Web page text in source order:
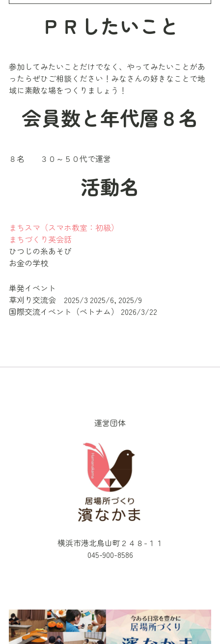
ＰＲしたいこと
参加してみたいことだけでなく、やってみたいことがあ
ったらぜひご相談ください！みなさんの好きなことで地
域に素敵な場をつくりましょう！
会員数と年代層８名
８名 ３０～５０代で運営
活動名
まちスマ（スマホ教室：初級）
まちづくり英会話
ひつじの糸あそび
お金の学校
単発イベント
草刈り交流会 2025/3 2025/6, 2025/9
国際交流イベント（ベトナム） 2026/3/22
運営団体
横浜市港北鳥山町２４８-１１
045-900-8586